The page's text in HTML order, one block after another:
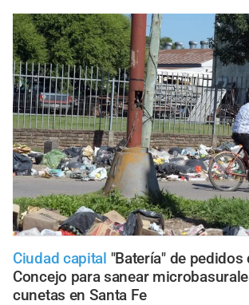
Ciudad capital "Batería" de pedidos
Concejo para sanear
cunetas en Santa Fe